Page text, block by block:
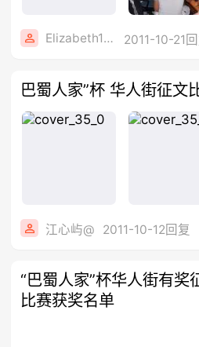
Elizabeth1608 2011-10-21
巴蜀人家”杯 华人街征文
江心屿@ 2011-10-12回复
“巴蜀人家”杯华人街有奖
比赛获奖名单